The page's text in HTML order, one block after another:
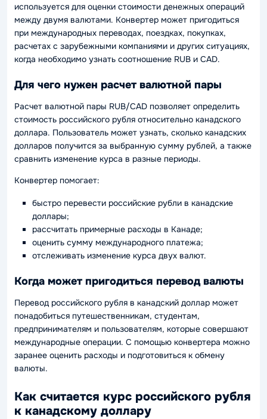
используется для оценки стоимости денежных операций
между двумя валютами. Конвертер может пригодиться
при международных переводах, поездках, покупках,
расчетах с зарубежными компаниями и других ситуациях,
когда необходимо узнать соотношение RUB и CAD.
Для чего нужен расчет валютной пары
Расчет валютной пары RUB/CAD позволяет определить
стоимость российского рубля относительно канадского
доллара. Пользователь может узнать, сколько канадских
долларов получится за выбранную сумму рублей, а также
сравнить изменение курса в разные периоды.
Конвертер помогает:
быстро перевести российские рубли в канадские
доллары;
рассчитать примерные расходы в Канаде;
оценить сумму международного платежа;
отслеживать изменение курса двух валют.
Когда может пригодиться перевод валюты
Перевод российского рубля в канадский доллар может
понадобиться путешественникам, студентам,
предпринимателям и пользователям, которые совершают
международные операции. С помощью конвертера можно
заранее оценить расходы и подготовиться к обмену
валюты.
Как считается курс российского рубля
к канадскому доллару